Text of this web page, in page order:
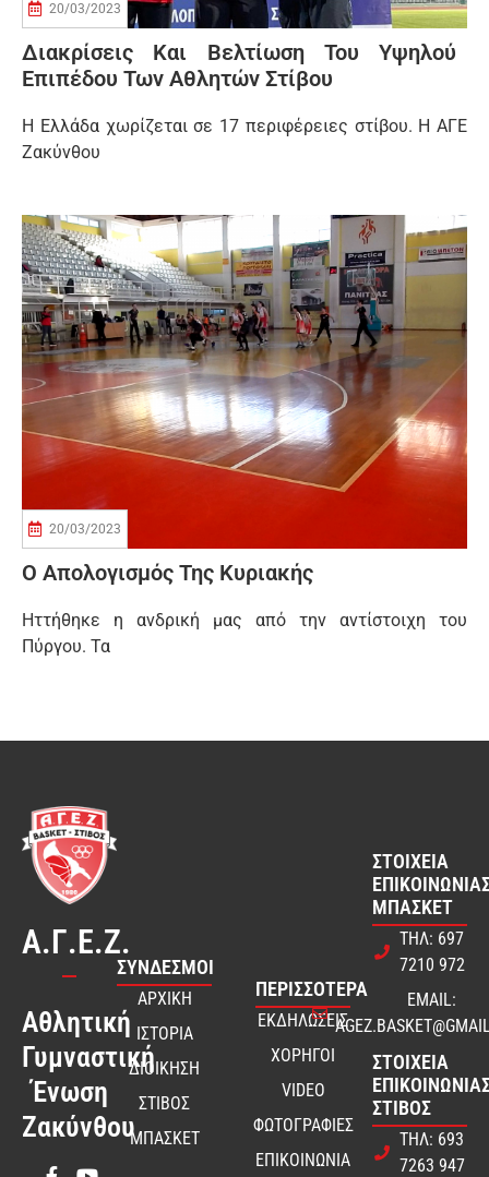
20/03/2023
Διακρίσεις Και Βελτίωση Του Υψηλού
Επιπέδου Των Αθλητών Στίβου
Η Ελλάδα χωρίζεται σε 17 περιφέρειες στίβου. Η ΑΓΕ
Ζακύνθου
20/03/2023
Ο Απολογισμός Της Κυριακής
Ηττήθηκε η ανδρική μας από την αντίστοιχη του
Πύργου. Τα
Α.Γ.Ε.Ζ.
Αθλητική
Γυμναστική
Ένωση
Ζακύνθου
ΣΎΝΔΕΣΜΟΙ
ΑΡΧΙΚΗ
ΙΣΤΟΡΙΑ
ΔΙΟΙΚΗΣΗ
ΣΤΙΒΟΣ
ΜΠΑΣΚΕΤ
ΠΕΡΙΣΣΟΤΕΡΑ
ΕΚΔΗΛΩΣΕΙΣ
ΧΟΡΗΓΟΙ
VIDEO
ΦΩΤΟΓΡΑΦΙΕΣ
ΕΠΙΚΟΙΝΩΝΙΑ
ΣΤΟΙΧΕΊΑ
ΜΠΆΣΚΕΤ
ΤΗΛ: 697
7210 972
EMAIL:
ΣΤΟΙΧΕΊΑ
ΣΤΊΒΟΣ
ΤΗΛ: 693
7263 947